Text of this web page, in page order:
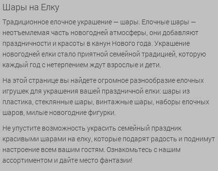
Шары на Елку
Традиционное елочное украшение — шары. Елочные шары —
неотъемлемая часть новогодней атмосферы, они добавляют
праздничности и красоты в канун Нового года. Украшение
новогодней елки стало приятной семейной традицией, которую
каждый год с нетерпением ждут взрослые и дети.
На этой странице вы найдете огромное разнообразие елочных
игрушек для украшения вашей праздничной елки: шары из
пластика, стеклянные шары, винтажные шары, наборы елочных
шаров, милые новогодние фигурки.
Не упустите возможность украсить семейный праздник
красивыми шарами на елку, которые подарят радость и поднимут
настроение всем вашим гостям. Ознакомьтесь с нашим
ассортиментом и дайте место фантазии!